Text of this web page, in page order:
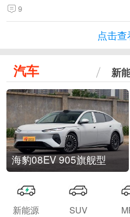
9
点击
汽车 新
海豹08EV 905旗舰型
新能源 SUV